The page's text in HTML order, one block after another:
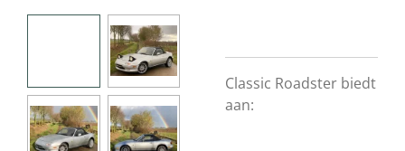
Classic Roadster biedt
aan: